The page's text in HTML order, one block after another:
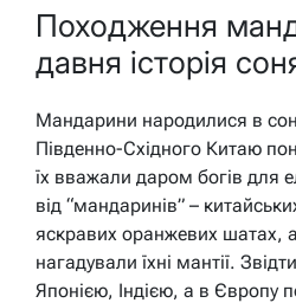
Походження
давня історія
Мандарини народилися в
Південно-Східного Китаю
їх вважали даром богів для
від “мандаринів” –
яскравих оранжевих шатах,
нагадували їхні мантії.
Японією, Індією, а в Європу